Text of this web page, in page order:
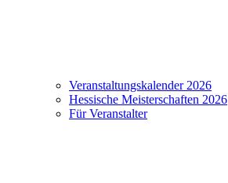
Veranstaltungskalender 2026
Hessische Meisterschaften 2026
Für Veranstalter